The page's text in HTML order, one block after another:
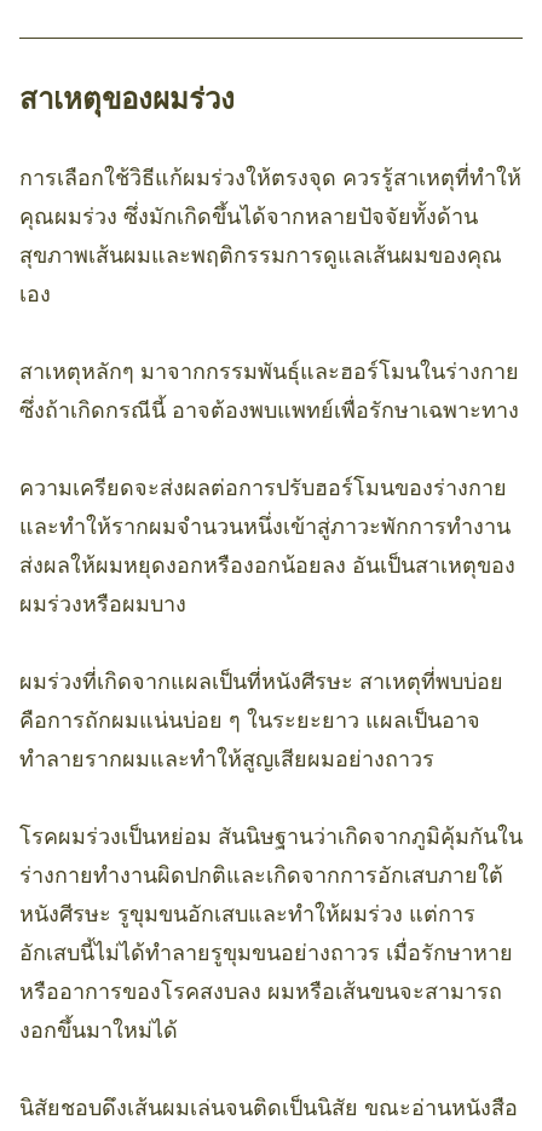
สาเหตุของผมร่วง
การเลือกใช้วิธีแก้ผมร่วงให้ตรงจุด ควรรู้สาเหตุที่ทำให้
คุณผมร่วง ซึ่งมักเกิดขึ้นได้จากหลายปัจจัยทั้งด้าน
สุขภาพเส้นผมและพฤติกรรมการดูแลเส้นผมของคุณ
เอง
สาเหตุหลักๆ มาจากกรรมพันธุ์และฮอร์โมนในร่างกาย
ซึ่งถ้าเกิดกรณีนี้ อาจต้องพบแพทย์เพื่อรักษาเฉพาะทาง
ความเครียดจะส่งผลต่อการปรับฮอร์โมนของร่างกาย
และทำให้รากผมจำนวนหนึ่งเข้าสู่ภาวะพักการทำงาน
ส่งผลให้ผมหยุดงอกหรืองอกน้อยลง อันเป็นสาเหตุของ
ผมร่วงหรือผมบาง
ผมร่วงที่เกิดจากแผลเป็นที่หนังศีรษะ สาเหตุที่พบบ่อย
คือการถักผมแน่นบ่อย ๆ ในระยะยาว แผลเป็นอาจ
ทำลายรากผมและทำให้สูญเสียผมอย่างถาวร
โรคผมร่วงเป็นหย่อม สันนิษฐานว่าเกิดจากภูมิคุ้มกันใน
ร่างกายทำงานผิดปกติและเกิดจากการอักเสบภายใต้
หนังศีรษะ รูขุมขนอักเสบและทำให้ผมร่วง แต่การ
อักเสบนี้ไม่ได้ทำลายรูขุมขนอย่างถาวร เมื่อรักษาหาย
หรืออาการของโรคสงบลง ผมหรือเส้นขนจะสามารถ
งอกขึ้นมาใหม่ได้
นิสัยชอบดึงเส้นผมเล่นจนติดเป็นนิสัย ขณะอ่านหนังสือ